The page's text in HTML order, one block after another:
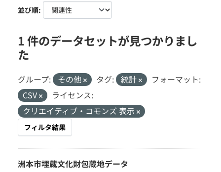
並び順
1 件のデータセットが見つかりまし
た
グループ: その他 タグ: 統計
フォーマット:
CSV
ライセンス:
クリエイティブ・コモンズ 表示
フィルタ結果
洲本市埋蔵文化財包蔵地データ